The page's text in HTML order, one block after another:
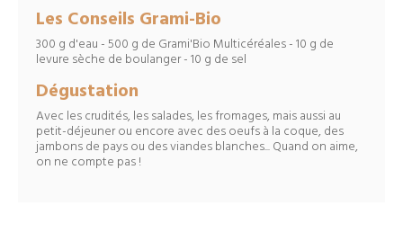
Les Conseils Grami-Bio
300 g d'eau - 500 g de Grami'Bio Multicéréales - 10 g de
levure sèche de boulanger - 10 g de sel
Dégustation
Avec les crudités, les salades, les fromages, mais aussi au
petit-déjeuner ou encore avec des oeufs à la coque, des
jambons de pays ou des viandes blanches... Quand on aime,
on ne compte pas !